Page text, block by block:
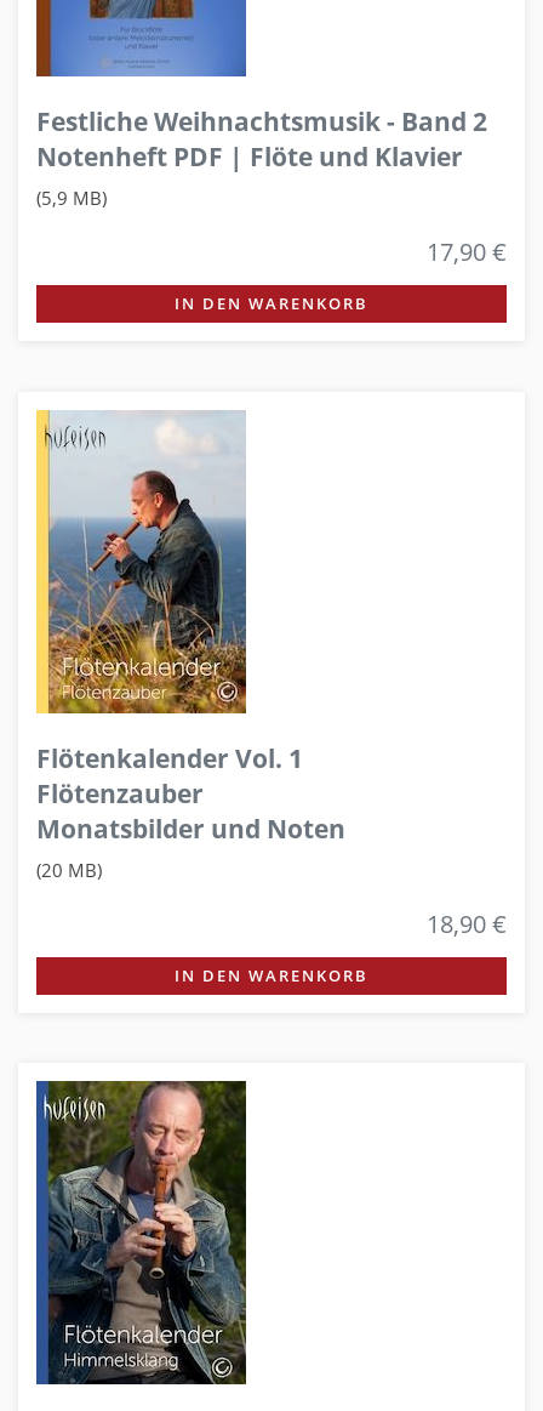
Festliche Weihnachtsmusik - Band 2
Notenheft PDF | Flöte und Klavier
(5,9 MB)
17,90 €
IN DEN WARENKORB
Flötenkalender Vol. 1
Flötenzauber
Monatsbilder und Noten
(20 MB)
18,90 €
IN DEN WARENKORB